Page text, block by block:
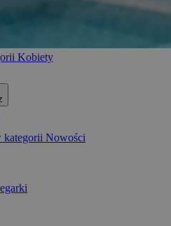
Kobiety
kategorii Nowości